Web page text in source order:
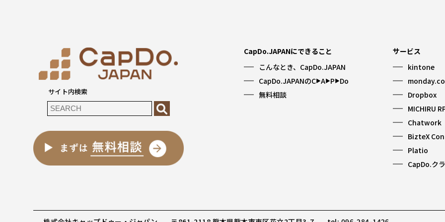
サイト内検索
CapDo.JAPANにできること
こんなとき、CapDo.JAPAN
CapDo.JAPANのC▶︎A▶︎P▶︎Do
無料相談
サービス
kintone
Dropbox
MICHIRU
Chatwork
BizteX
Platio
CapDo.ク